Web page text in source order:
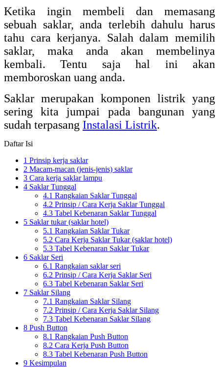
Ketika ingin membeli dan memasang
sebuah saklar, anda terlebih dahulu harus
tahu cara kerjanya. Salah dalam memilih
saklar, maka anda akan membelinya
kembali. Tentu saja hal ini akan
memboroskan uang anda.
Saklar merupakan komponen listrik yang
sering kita jumpai pada bangunan yang
sudah terpasang Instalasi Listrik.
Daftar Isi
1 Prinsip kerja saklar
2 Macam-macan (jenis-jenis) saklar
3 Cara kerja saklar lampu
4 Saklar Tunggal
4.1 Rangkaian Saklar Tunggal
4.2 Prinsip / Cara Kerja Saklar Tunggal
4.3 Tabel Kebenaran Saklar Tunggal
5 Saklar tukar (saklar hotel)
5.1 Rangkaian Saklar Tukar
5.2 Cara Kerja Saklar Tukar (saklar hotel)
5.3 Tabel Kebenaran Saklar Tukar
6 Saklar Seri
6.1 Rangkaian saklar seri
6.2 Prinsip / Cara Kerja Saklar Seri
6.3 Tabel Kebenaran Saklar Seri
7 Saklar Silang
7.1 Rangkaian Saklar Silang
7.2 Prinsip / Cara Kerja Saklar Silang
7.3 Tabel Kebenaran Saklar Silang
8 Push Button
8.1 Rangkaian Push Button
8.2 Cara Kerja Push Button
8.3 Tabel Kebenaran Push Button
9 Kesimpulan